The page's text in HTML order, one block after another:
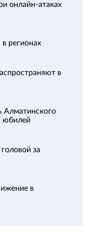
онлайн-атаках
регионах
в
Алматинского
юбилей
за
в